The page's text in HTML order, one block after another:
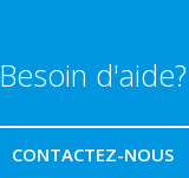
Besoin d'aide?
CONTACTEZ-NOUS